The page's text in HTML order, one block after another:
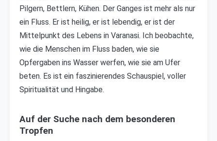
Pilgern, Bettlern, Kühen. Der Ganges ist mehr als nur
ein Fluss. Er ist heilig, er ist lebendig, er ist der
Mittelpunkt des Lebens in Varanasi. Ich beobachte,
wie die Menschen im Fluss baden, wie sie
Opfergaben ins Wasser werfen, wie sie am Ufer
beten. Es ist ein faszinierendes Schauspiel, voller
Spiritualität und Hingabe.
Auf der Suche nach dem besonderen
Tropfen